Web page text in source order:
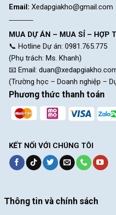
Email: Xedapgiakho@gmail.com
MUA DỰ ÁN – MUA SỈ – HỢP
📞 Hotline Dự án: 0981.765.775
(Phụ trách: Ms. Khanh)
📧 Email:
(Trường học – Doanh nghiệp –
Phương thức thanh toán
KẾT NỐI VỚI CHÚNG TÔI
Thông tin và chính sách